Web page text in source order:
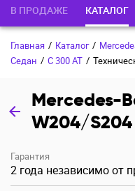
В ПРОДАЖЕ КАТАЛОГ
Главная / Каталог /
Седан / C 300 AT /
Mercedes-
W204/S204
Гарантия
2 года независимо от